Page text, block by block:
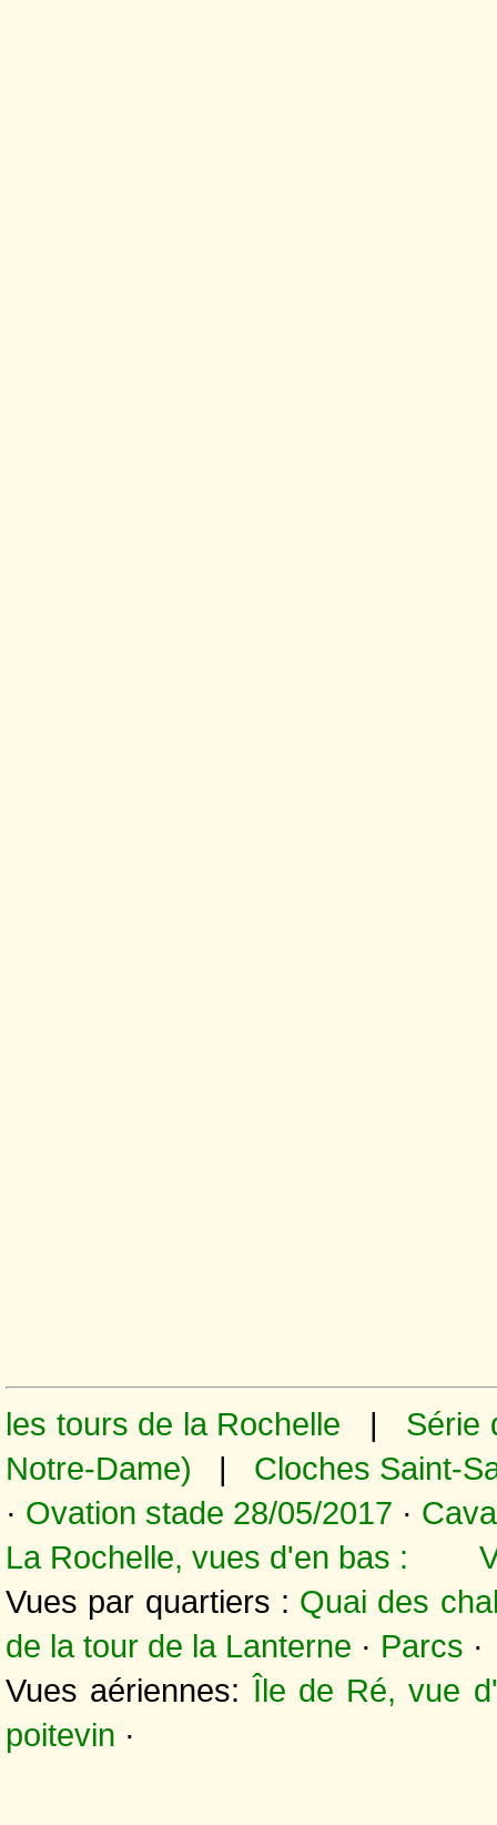
les tours de la Rochelle |
Série
Notre-Dame) | Cloches Saint-
· Ovation stade 28/05/2017 ·
La Rochelle, vues d'en bas :
Vues par quartiers : Quai des
de la tour de la Lanterne · Parcs ·
Vues aériennes: Île de Ré, vue
poitevin ·